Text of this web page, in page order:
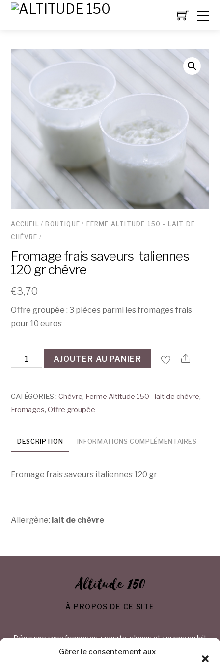
Gérer le consentement aux
ACCUEIL/ BOUTIQUE / FERME ALTITUDE 150 - LAIT DE
CHÈVRE /
Fromage frais saveurs italiennes
120 gr chèvre
€3,70
Offre groupée : 3 pièces parmi les fromages frais
pour 10 euros
quantité
de
frais
saveurs
gr
AJOUTER AU PANIER
CATÉGORIES :Chèvre, Ferme Altitude 150 - lait de chèvre,
Fromages,Offre groupée
DESCRIPTION INFORMATIONS COMPLÉMENTAIRES
Fromage frais saveurs italiennes 120 gr
Allergène: lait de chèvre
Altitude 150
À PROPOS DE CE SITE
Découvrez nos fromages, yaourts, glaces et savons au lait
de chèvre